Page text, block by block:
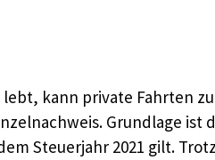
kann private Fahrten
Grundlage
Steuerjahr 2021 gilt.